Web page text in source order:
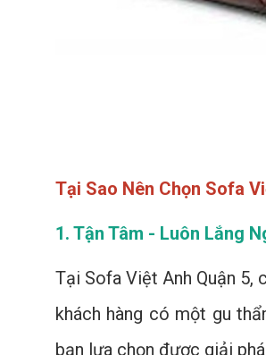
Tại Sao Nên Chọn Sofa
1. Tận Tâm - Luôn Lắng
Tại Sofa Việt Anh Quận 5,
khách hàng có một gu
bạn lựa chọn được giải